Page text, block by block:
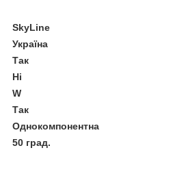
SkyLine
Україна
Так
Ні
W
Так
Однокомпонентна
50 град.